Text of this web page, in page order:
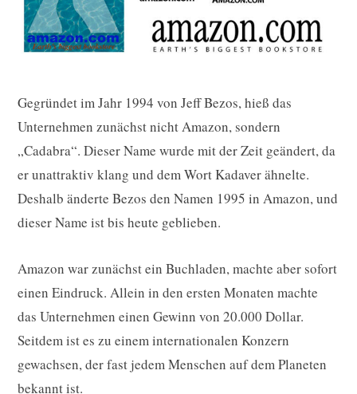
Gegründet im Jahr 1994 von Jeff Bezos, hieß das
Unternehmen zunächst nicht Amazon, sondern
„Cadabra“. Dieser Name wurde mit der Zeit geändert, da
er unattraktiv klang und dem Wort Kadaver ähnelte.
Deshalb änderte Bezos den Namen 1995 in Amazon, und
dieser Name ist bis heute geblieben.
Amazon war zunächst ein Buchladen, machte aber sofort
einen Eindruck. Allein in den ersten Monaten machte
das Unternehmen einen Gewinn von 20.000 Dollar.
Seitdem ist es zu einem internationalen Konzern
gewachsen, der fast jedem Menschen auf dem Planeten
bekannt ist.